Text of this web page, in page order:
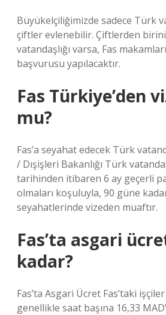
Büyükelçiliğimizde sadece Türk
çiftler evlenebilir. Çiftlerden
vatandaşlığı varsa, Fas
başvurusu yapılacaktır.
Fas Türkiye’den
mu?
Fas’a seyahat edecek Türk
/ Dışişleri Bakanlığı Türk
tarihinden itibaren 6 ay geçerli
olmaları koşuluyla, 90 güne
seyahatlerinde vizeden muaftır.
Fas’ta asgari
kadar?
Fas’ta Asgari Ücret Fas’taki
genellikle saat başına 16,33